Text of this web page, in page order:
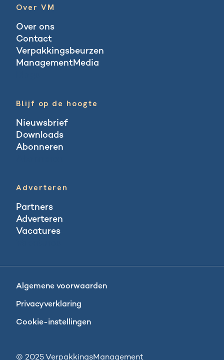
Over VM
Over ons
Contact
Verpakkingsbeurzen
ManagementMedia
Blijf op de hoogte
Nieuwsbrief
Downloads
Abonneren
Adverteren
Partners
Adverteren
Vacatures
Algemene voorwaarden
Privacyverklaring
Cookie-instellingen
© 2025 VerpakkingsManagement